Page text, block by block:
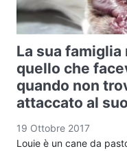
La sua famiglia
quello che
quando non
attaccato al
19 Ottobre 2017
Louie è un cane da